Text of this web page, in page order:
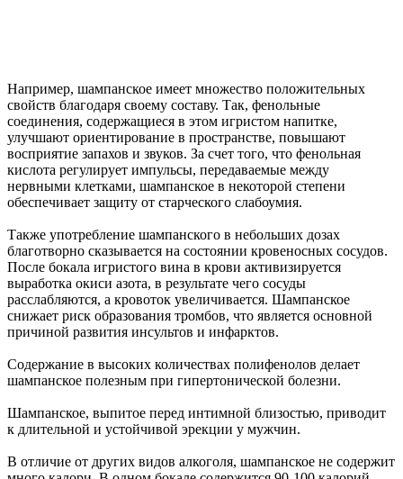
Например, шампанское имеет множество положительных
свойств благодаря своему составу. Так, фенольные
соединения, содержащиеся в этом игристом напитке,
улучшают ориентирование в пространстве, повышают
восприятие запахов и звуков. За счет того, что фенольная
кислота регулирует импульсы, передаваемые между
нервными клетками, шампанское в некоторой степени
обеспечивает защиту от старческого слабоумия.
Также употребление шампанского в небольших дозах
благотворно сказывается на состоянии кровеносных сосудов.
После бокала игристого вина в крови активизируется
выработка окиси азота, в результате чего сосуды
расслабляются, а кровоток увеличивается. Шампанское
снижает риск образования тромбов, что является основной
причиной развития инсультов и инфарктов.
Содержание в высоких количествах полифенолов делает
шампанское полезным при гипертонической болезни.
Шампанское, выпитое перед интимной близостью, приводит
к длительной и устойчивой эрекции у мужчин.
В отличие от других видов алкоголя, шампанское не содержит